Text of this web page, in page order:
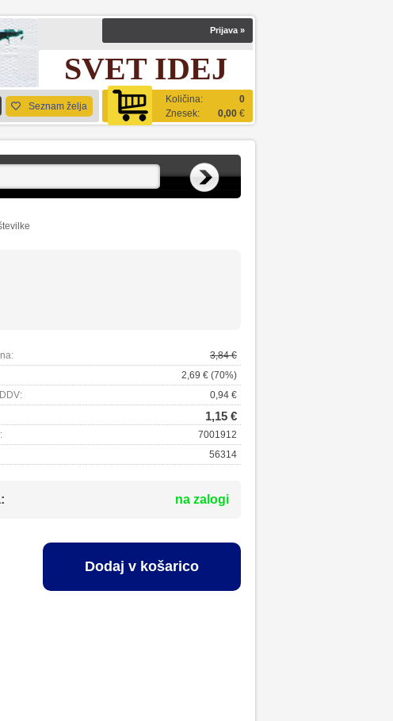
Prijava »
SVET IDEJ
Količina:
0
Znesek:
0,00 €
Seznam želja
3,84 €
2,69 € (70%)
0,94 €
1,15 €
7001912
56314
na zalogi
Dodaj v košarico